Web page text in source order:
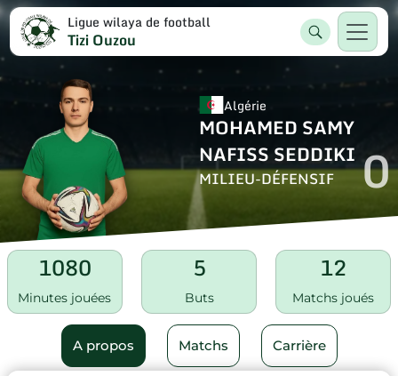
Ligue wilaya de football
Tizi Ouzou
Algérie
MOHAMED SAMY
NAFISS SEDDIKI
MILIEU-DÉFENSIF 0
1080
Minutes jouées
5
Buts
12
Matchs joués
A propos Matchs Carrière